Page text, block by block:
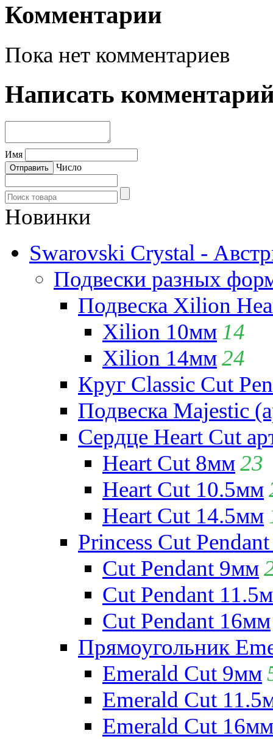
Комментарии
Пока нет комментариев
Написать
Имя
Число
Новинки
Swarovski Crystal -
Подвески разных
Подвеска Xilion
Xilion 10мм 14
Xilion 14мм24
Круг Classic Cut
Подвеска Majestic
Сердце Heart Cut
Heart Cut 8мм23
Heart Cut 10.5мм
Heart Cut 14.5мм
Princess Cut
Cut Pendant 9мм
Cut Pendant
Cut Pendant 16мм
Прямоугольник
Emerald Cut 9мм
Emerald Cut
Emerald Cut 16мм